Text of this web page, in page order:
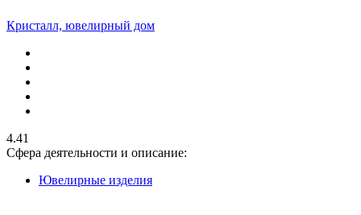
Кристалл, ювелирный дом
4.41
Сфера деятельности и описание:
Ювелирные изделия